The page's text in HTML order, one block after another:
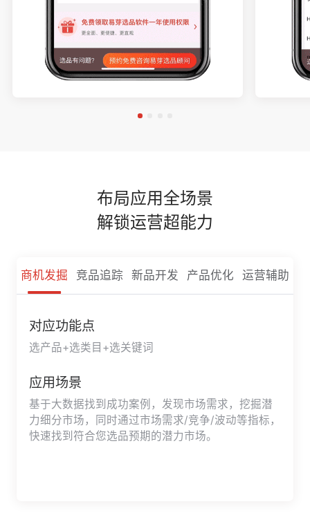
布局应用全场景
解锁运营超能力
商机发掘 竞品追踪 新品开发 产品优化 运营辅助
对应功能点
选产品+选类目+选关键词
应用场景
基于大数据找到成功案例，发现市场需求，挖掘潜
力细分市场，同时通过市场需求/竞争/波动等指标，
快速找到符合您选品预期的潜力市场。